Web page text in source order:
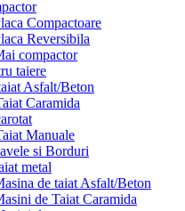
Compactoare
Reversibila
compactor
taiere
Asfalt/Beton
Caramida
Manuale
si Borduri
metal
de taiat Asfalt/Beton
de Taiat Caramida